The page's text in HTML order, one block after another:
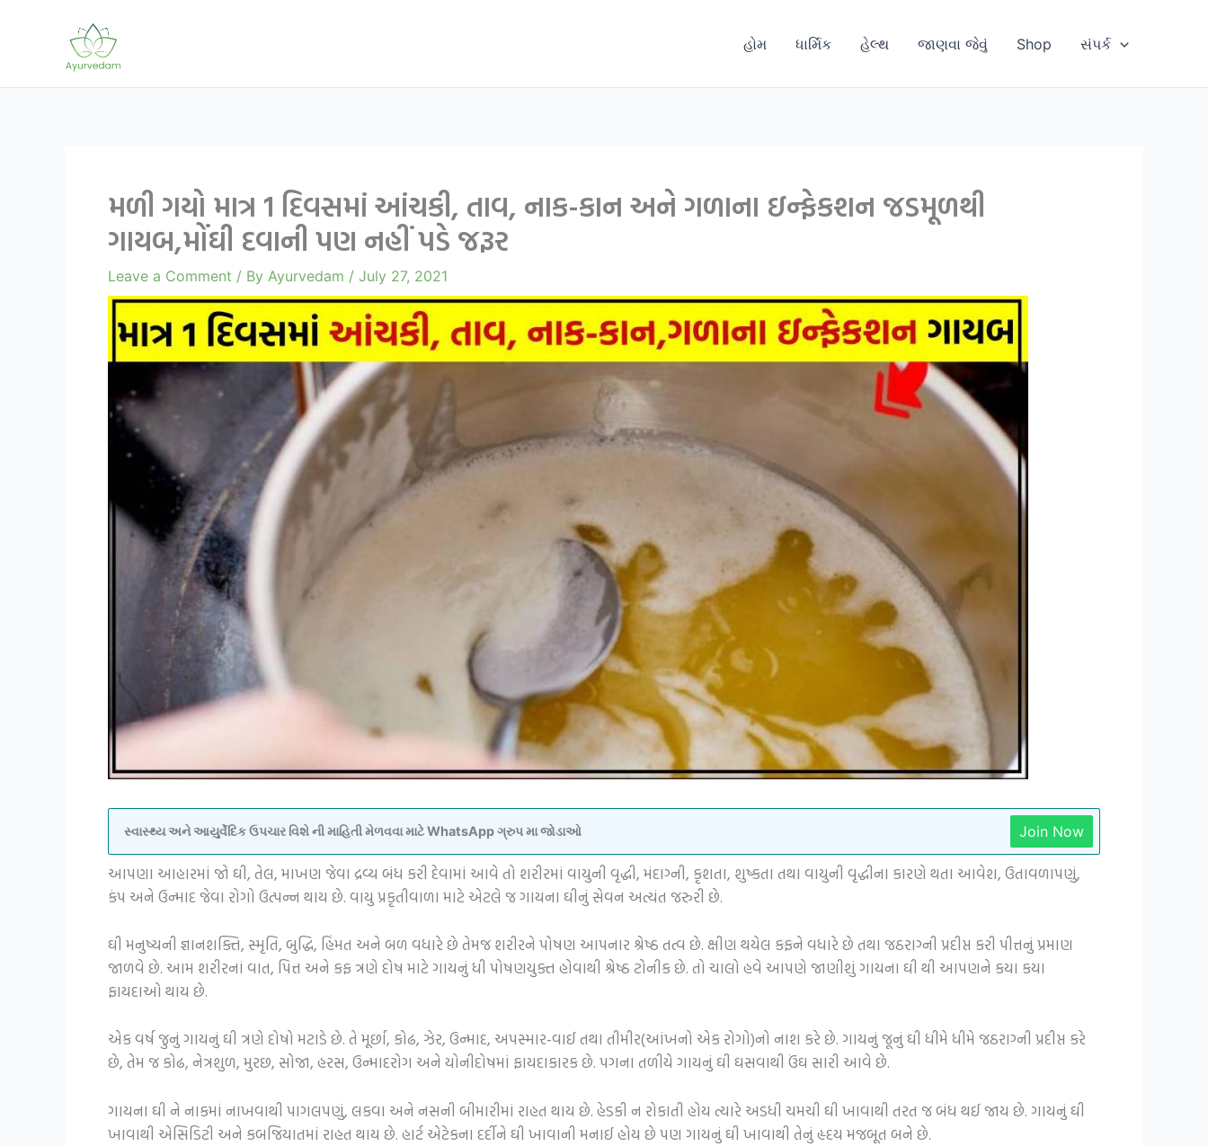
હોમ ધાર્મિક હેલ્થ જાણવા જેવું Shop સંપર્ક
મળી ગયો માત્ર 1 દિવસમાં આંચકી, તાવ, નાક-કાન અને ગળાના ઇન્ફેકશન જડમૂળથી
ગાયબ,મોંઘી દવાની પણ નહીં પડે જરૂર
Leave a Comment / By Ayurvedam / July 27, 2021
સ્વાસ્થ્ય અને આયુર્વેદિક ઉપચાર વિશે ની માહિતી મેળવવા માટે WhatsApp ગ્રુપ મા જોડાઓ Join Now
આપણા આહારમાં જો ઘી, તેલ, માખણ જેવા દ્રવ્ય બંધ કરી દેવામાં આવે તો શરીરમાં વાયુની વૃદ્ધી, મંદાગ્ની, કૃશતા, શુષ્કતા તથા વાયુની વૃદ્ધીના કારણે થતા આવેશ, ઉતાવળાપણું,
કંપ અને ઉન્માદ જેવા રોગો ઉત્પન્ન થાય છે. વાયુ પ્રકૃતીવાળા માટે એટલે જ ગાયના ઘીનું સેવન અત્યંત જરુરી છે.
ઘી મનુષ્યની જ્ઞાનશક્તિ, સ્મૃતિ, બુદ્ધિ, હિંમત અને બળ વધારે છે તેમજ શરીરને પોષણ આપનાર શ્રેષ્ઠ તત્વ છે. ક્ષીણ થયેલ કફને વધારે છે તથા જઠરાગ્ની પ્રદીપ્ત કરી પીત્તનું પ્રમાણ
જાળવે છે. આમ શરીરનાં વાત, પિત્ત અને કફ ત્રણે દોષ માટે ગાયનું ધી પોષણયુક્ત હોવાથી શ્રેષ્ઠ ટોનીક છે. તો ચાલો હવે આપણે જાણીશું ગાયના ઘી થી આપણને કયા કયા
ફાયદાઓ થાય છે.
એક વર્ષ જુનું ગાયનું ઘી ત્રણે દોષો મટાડે છે. તે મૂર્છા, કોઢ, ઝેર, ઉન્માદ, અપસ્માર-વાઈ તથા તીમીર(આંખનો એક રોગો)નો નાશ કરે છે. ગાયનું જૂનું ઘી ધીમે ધીમે જઠરાગ્ની પ્રદીપ્ત કરે
છે, તેમ જ કોઢ, નેત્રશુળ, મુરછ, સોજા, હરસ, ઉન્માદરોગ અને યોનીદોષમાં ફાયદાકારક છે. પગના તળીયે ગાયનું ઘી ઘસવાથી ઉંઘ સારી આવે છે.
ગાયના ઘી ને નાકમાં નાખવાથી પાગલપણું, લકવા અને નસની બીમારીમાં રાહત થાય છે. હેડકી ન રોકાતી હોય ત્યારે અડધી ચમચી ઘી ખાવાથી તરત જ બંધ થઈ જાય છે. ગાયનું ઘી
ખાવાથી એસિડિટી અને કબજિયાતમાં રાહત થાય છે. હાર્ટ એટેકના દર્દીને ઘી ખાવાની મનાઈ હોય છે પણ ગાયનું ઘી ખાવાથી તેનું હૃદય મજબૂત બને છે.